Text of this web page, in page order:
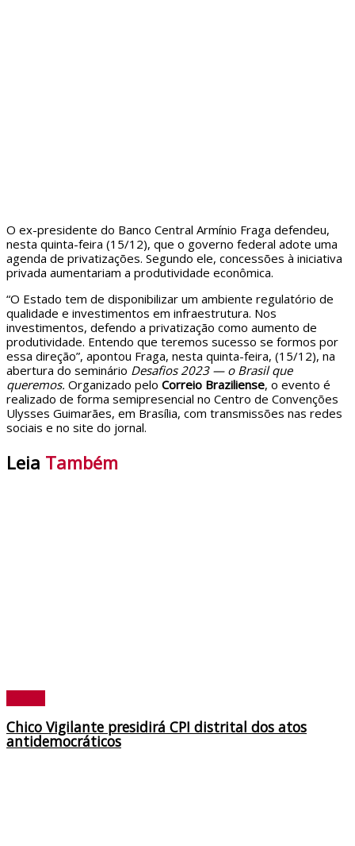
O ex-presidente do Banco Central Armínio Fraga defendeu,
nesta quinta-feira (15/12), que o governo federal adote uma
agenda de privatizações. Segundo ele, concessões à iniciativa
privada aumentariam a produtividade econômica.
“O Estado tem de disponibilizar um ambiente regulatório de
qualidade e investimentos em infraestrutura. Nos
investimentos, defendo a privatização como aumento de
produtividade. Entendo que teremos sucesso se formos por
essa direção”, apontou Fraga, nesta quinta-feira, (15/12), na
abertura do seminário Desafios 2023 — o Brasil que
queremos. Organizado pelo Correio Braziliense, o evento é
realizado de forma semipresencial no Centro de Convenções
Ulysses Guimarães, em Brasília, com transmissões nas redes
sociais e no site do jornal.
Leia Também
Chico Vigilante presidirá CPI distrital dos atos
antidemocráticos